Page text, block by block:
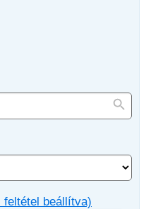
beállítva)